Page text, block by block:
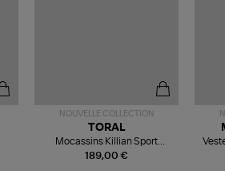
NOUVELLE COLLECTION
189,00 €
TORAL
Mocassins Killian Sport
Mousse